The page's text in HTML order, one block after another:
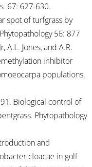
67: 627-630.
spot of turfgrass by
56: 877
A.L. Jones, and A.R.
inhibitor
populations.
Biological control of
Phytopathology
and
cloacae in golf